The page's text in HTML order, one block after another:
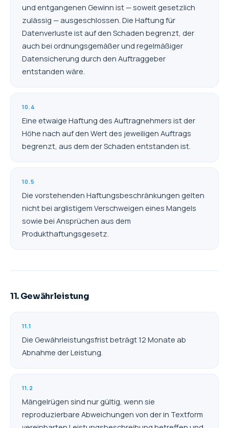
und entgangenen Gewinn ist — soweit gesetzlich
zulässig — ausgeschlossen. Die Haftung für
Datenverluste ist auf den Schaden begrenzt, der
auch bei ordnungsgemäßer und regelmäßiger
Datensicherung durch den Auftraggeber
entstanden wäre.
10.4
Eine etwaige Haftung des Auftragnehmers ist der
Höhe nach auf den Wert des jeweiligen Auftrags
begrenzt, aus dem der Schaden entstanden ist.
10.5
Die vorstehenden Haftungsbeschränkungen gelten
nicht bei arglistigem Verschweigen eines Mangels
sowie bei Ansprüchen aus dem
Produkthaftungsgesetz.
11. Gewährleistung
11.1
Die Gewährleistungsfrist beträgt 12 Monate ab
Abnahme der Leistung.
11.2
Mängelrügen sind nur gültig, wenn sie
reproduzierbare Abweichungen von der in Textform